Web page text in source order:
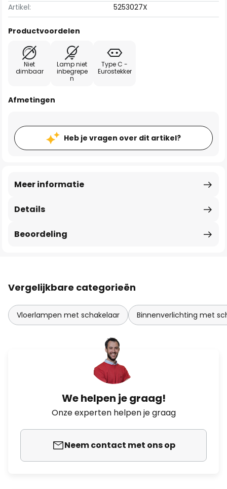
Artikel:
5253027X
Productvoordelen
Niet
dimbaar
Lamp niet
inbegrepe
n
Type C -
Eurostekker
Afmetingen
Heb je vragen over dit artikel?
Details
Meer informatie
Beoordeling
Vergelijkbare categorieën
Vloerlampen met schakelaar Binnenverlichting met
We helpen je graag!
Onze experten helpen je graag
Neem contact met ons op